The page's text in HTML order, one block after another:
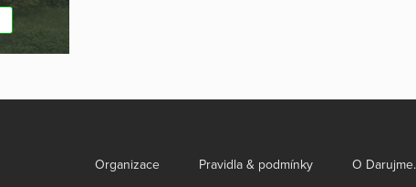
Organizace Pravidla & podmínky O